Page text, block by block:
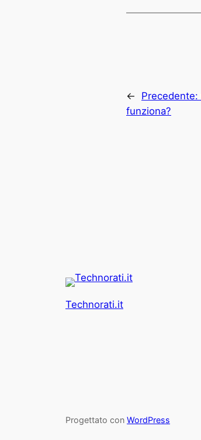
← Precedente:
funziona?
Technorati.it
Progettato con WordPress